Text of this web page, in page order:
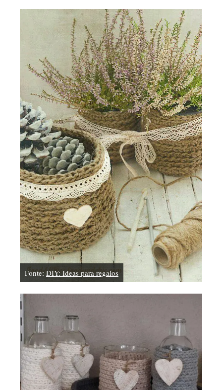
Fonte: DIY: Ideas para regalos